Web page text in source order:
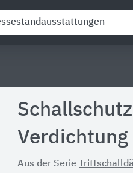
Aus der Serie